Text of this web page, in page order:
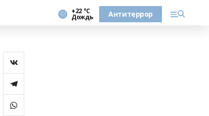
+22 °С
Дождь Антитеррор